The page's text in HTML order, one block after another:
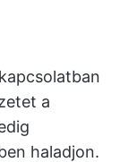
a
haladjon.